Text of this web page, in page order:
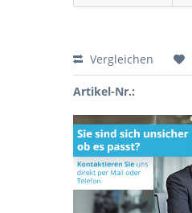
Vergleichen
Artikel-Nr.: